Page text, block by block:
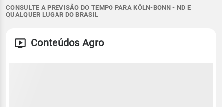
CONSULTE A PREVISÃO DO TEMPO PARA KÖLN-BONN - ND E
QUALQUER LUGAR DO BRASIL
Conteúdos Agro